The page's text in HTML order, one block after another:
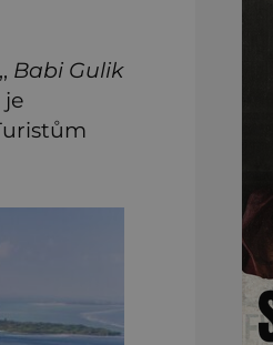
Babi Gulik
je